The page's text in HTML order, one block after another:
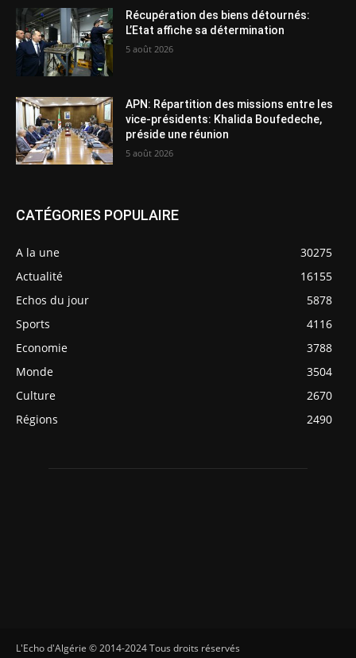
Récupération des biens détournés:
L’Etat affiche sa détermination
5 août 2026
APN: Répartition des missions entre les
vice-présidents: Khalida Boufedeche,
préside une réunion
5 août 2026
CATÉGORIES POPULAIRE
A la une
30275
Actualité
16155
Echos du jour
5878
Sports
4116
Economie
3788
Monde
3504
Culture
2670
Régions
2490
L'Echo d'Algérie © 2014-2024 Tous droits réservés